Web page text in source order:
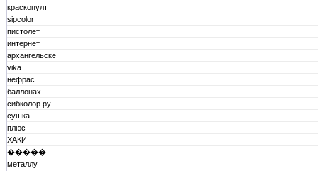
краскопулт
sipcolor
пистолет
интернет
архангельске
vika
нефрас
баллонах
сибколор.ру
сушка
плюс
ХАКИ
�����
металлу